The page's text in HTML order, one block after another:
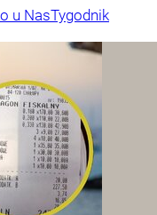
u NasTygodnik